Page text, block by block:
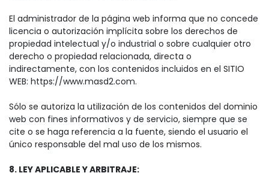
El administrador de la página web informa que no concede
licencia o autorización implícita sobre los derechos de
propiedad intelectual y/o industrial o sobre cualquier otro
derecho o propiedad relacionada, directa o
indirectamente, con los contenidos incluidos en el SITIO
WEB: https://www.masd2.com.
Sólo se autoriza la utilización de los contenidos del dominio
web con fines informativos y de servicio, siempre que se
cite o se haga referencia a la fuente, siendo el usuario el
único responsable del mal uso de los mismos.
8. LEY APLICABLE Y ARBITRAJE: